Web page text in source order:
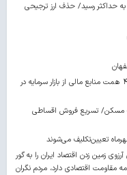
حداکثر رسید/ حذف ارز ترجیحی
در مسیر تغییر ساختار تأمین مالی کشور/ تأمین ۴۴۳ همت منابع مالی از بازار سرمایه در
بانک مسکن/ تسریع فروش اقساطی
زمین زدن اقتصاد ایران را به گور
مقاومت اقتصادی دارد، مردم نگران